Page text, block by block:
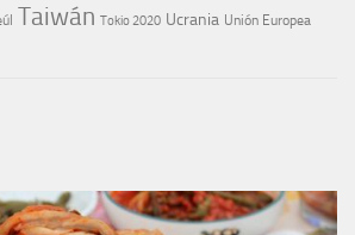
Taiwán Tokio 2020 Ucrania Unión Europea